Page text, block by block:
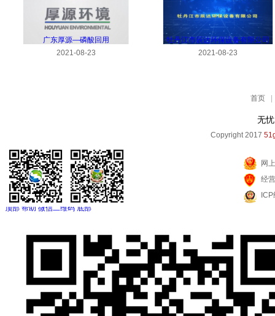
广东厚源—磷酸回用
2021-08-23
牡丹江市辰达环保设备有限公司
2021-08-23
首页
无
Copyright 2017
网
经
顶部 帮助 微信二维码 底部